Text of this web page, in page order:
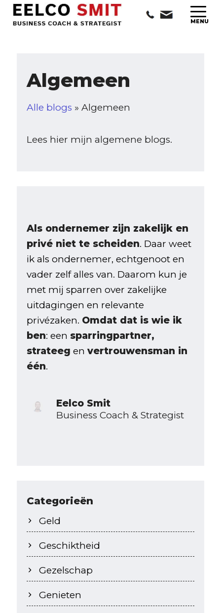
Algemeen
Alle blogs » Algemeen
Lees hier mijn algemene blogs.
Als ondernemer zijn zakelijk en
privé niet te scheiden. Daar weet
ik als ondernemer, echtgenoot en
vader zelf alles van. Daarom kun je
met mij sparren over zakelijke
uitdagingen en relevante
privézaken. Omdat dat is wie ik
ben: een sparringpartner,
strateeg en vertrouwensman in
één.
Eelco Smit
Business Coach & Strategist
Categorieën
Geld
Geschiktheid
Gezelschap
Genieten